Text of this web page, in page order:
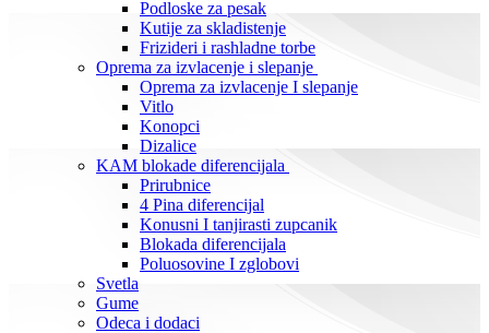
Podloske za pesak
Kutije za skladistenje
Frizideri i rashladne torbe
Oprema za izvlacenje i slepanje
Oprema za izvlacenje I slepanje
Vitlo
Konopci
Dizalice
KAM blokade diferencijala
Prirubnice
4 Pina diferencijal
Konusni I tanjirasti zupcanik
Blokada diferencijala
Poluosovine I zglobovi
Svetla
Gume
Odeca i dodaci